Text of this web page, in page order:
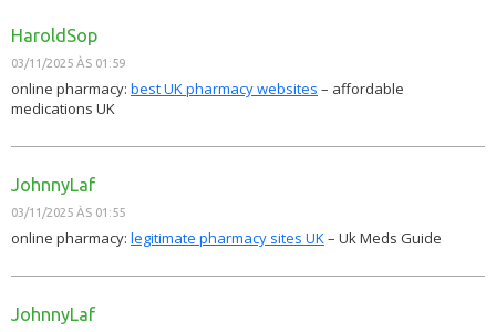
HaroldSop
03/11/2025 ÀS 01:59
online pharmacy: best UK pharmacy websites – affordable
medications UK
JohnnyLaf
03/11/2025 ÀS 01:55
online pharmacy: legitimate pharmacy sites UK– Uk Meds Guide
JohnnyLaf